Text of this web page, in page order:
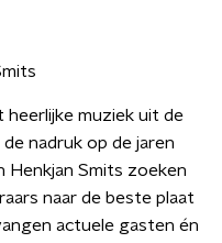
heerlijke muziek uit de
nadruk op de jaren
Henkjan Smits zoeken
naar de beste plaat
actuele gasten én